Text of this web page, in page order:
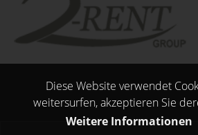
Diese Website verwendet
weitersurfen, akzeptieren Sie
Weitere Informationen